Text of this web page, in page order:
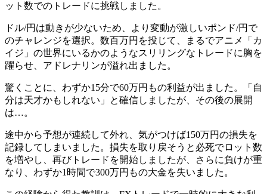
ット数でのトレードに挑戦しました。
ドル/円は動きが少ないため、より変動が激しいポンド/円で
のチャレンジを選択。数百万円を投じて、まるでアニメ「カ
イジ」の世界にいるかのようなスリリングなトレードに胸を
躍らせ、アドレナリンが溢れ出ました。
驚くことに、わずか15分で60万円もの利益が出ました。「自
分は天才かもしれない」と確信しましたが、その後の展開
は…。
途中から予想が連続して外れ、気がつけば150万円の損失を
記録してしまいました。損失を取り戻そうと必死でロット数
を増やし、再びトレードを開始しましたが、さらに負けが重
なり、わずか1時間で300万円もの大金を失いました。